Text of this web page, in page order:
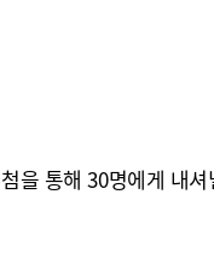
통해 30명에게 내